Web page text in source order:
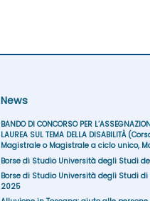
News
BANDO DI CONCORSO PER
LAUREA SUL TEMA DELLA DISABILITÀ
Magistrale o Magistrale a ciclo unico,
Borse di Studio Università degli Studi
Borse di Studio Università degli Studi
2025